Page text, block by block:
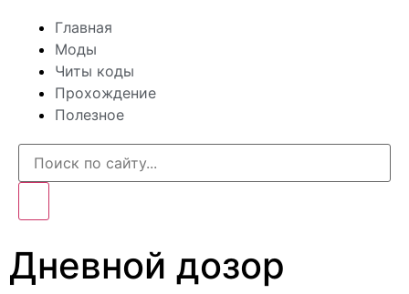
Главная
Моды
Читы коды
Прохождение
Полезное
Дневной дозор